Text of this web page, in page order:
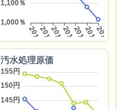
汚水処理原価